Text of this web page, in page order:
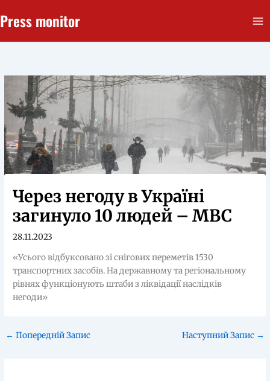
до
Press monitor
Через негоду в Україні
загинуло 10 людей – МВС
28.11.2023
«Усього відбуксовано зі снігових переметів 1530
транспортних засобів. На державному та регіональному
рівнях функціонують штаби з ліквідації наслідків
негоди»
← Попередній Запис Наступний Запис →